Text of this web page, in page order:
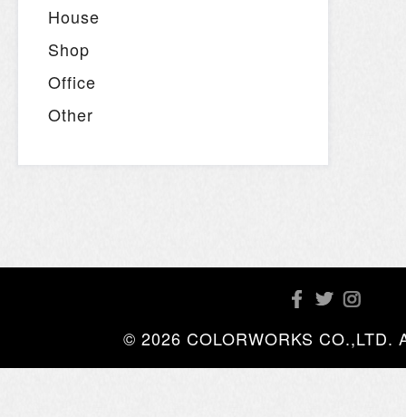
House
Shop
Office
Other
© 2026 COLORWORKS CO.,LTD.